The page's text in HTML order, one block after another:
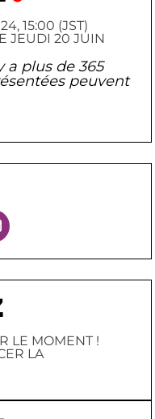
15:00 (JST)
JEUDI 20 JUIN
a plus de 365
peuvent
LE MOMENT !
LA